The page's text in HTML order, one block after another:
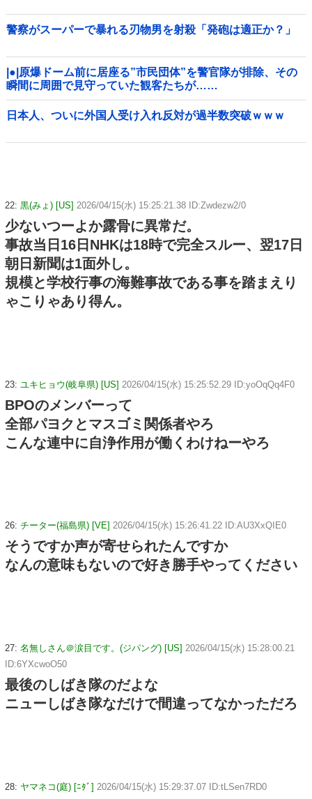
警察がスーパーで暴れる刃物男を射殺「発砲は適正か？」
|●|原爆ドーム前に居座る”市民団体”を警官隊が排除、その
瞬間に周囲で見守っていた観客たちが……
日本人、ついに外国人受け入れ反対が過半数突破ｗｗｗ
22: 黒(みょ) [US] 2026/04/15(水) 15:25:21.38 ID:Zwdezw2/0
少ないつーよか露骨に異常だ。
事故当日16日NHKは18時で完全スルー、翌17日
朝日新聞は1面外し。
規模と学校行事の海難事故である事を踏まえり
ゃこりゃあり得ん。
23: ユキヒョウ(岐阜県) [US] 2026/04/15(水) 15:25:52.29 ID:yoOqQq4F0
BPOのメンバーって
全部パヨクとマスゴミ関係者やろ
こんな連中に自浄作用が働くわけねーやろ
26: チーター(福島県) [VE] 2026/04/15(水) 15:26:41.22 ID:AU3XxQIE0
そうですか声が寄せられたんですか
なんの意味もないので好き勝手やってください
27: 名無しさん＠涙目です。(ジパング) [US] 2026/04/15(水) 15:28:00.21
ID:6YXcwoO50
最後のしばき隊のだよな
ニューしばき隊なだけで間違ってなかっただろ
28: ヤマネコ(庭) [ﾆﾀﾞ] 2026/04/15(水) 15:29:37.07 ID:tLSen7RD0